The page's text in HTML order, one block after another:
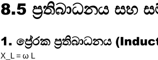
8.5 ප්‍රතිබාධනය සහ
1. ප්‍රේරක ප්‍රතිබාධනය
X_L = ω L